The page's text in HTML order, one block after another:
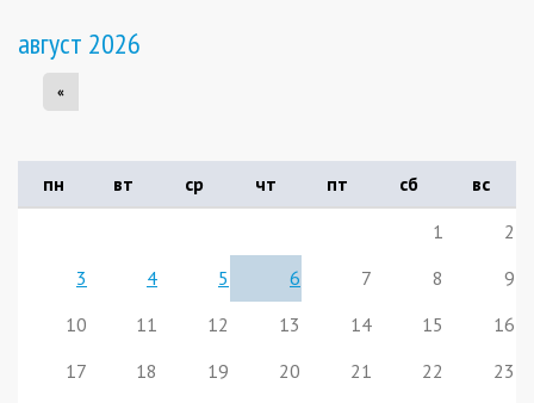
август 2026
«
пн вт ср чт пт сб
вс
1
2
3
4 5 6 7 8
9
10
11 12 13 14 15
16
17
18 19 20 21 22
23